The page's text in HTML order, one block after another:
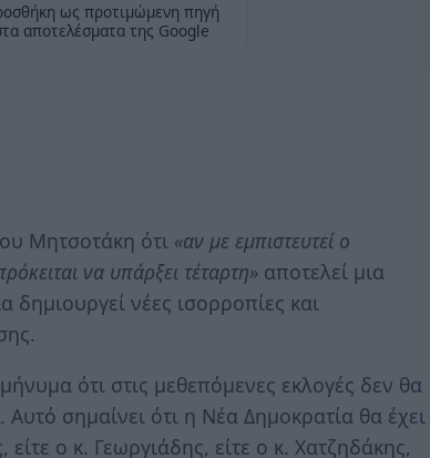
ως προτιμώμενη πηγή
αποτελέσματα της Google
Μητσοτάκη ότι «αν με εμπιστευτεί ο
να υπάρξει τέταρτη» αποτελεί μια
δημιουργεί νέες ισορροπίες και
ότι στις μεθεπόμενες εκλογές δεν θα
σημαίνει ότι η Νέα Δημοκρατία θα έχει
ο κ. Γεωργιάδης, είτε ο κ. Χατζηδάκης,